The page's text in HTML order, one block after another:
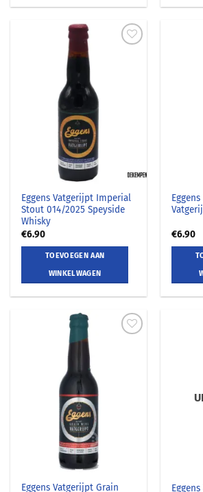
Eggens Vatgerijpt Imperial
Stout 014/2025 Speyside
Whisky
€6.90
TOEVOEGEN AAN
WINKELWAGEN
€6.90
Eggens Vatgerijpt Grain